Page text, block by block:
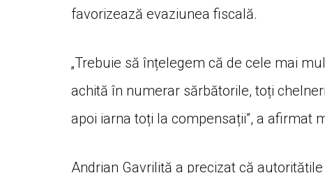
favorizează evaziunea fiscală.
„Trebuie să înțelegem că de cele mai
achită în numerar sărbătorile, toți
apoi iarna toți la compensații”, a afirmat
Andrian Gavriliță a precizat că